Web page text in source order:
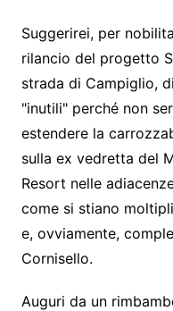
Suggerirei, per
rilancio del progetto
strada di Campiglio,
"inutili" perché non
estendere la
sulla ex vedretta del
Resort nelle
come si stiano
e, ovviamente,
Cornisello.
Auguri da un